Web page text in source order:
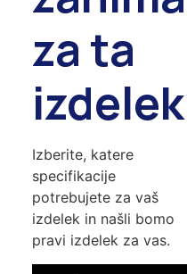
za ta
Izberite, katere
specifikacije
potrebujete za vaš
izdelek in našli bomo
pravi izdelek za vas.